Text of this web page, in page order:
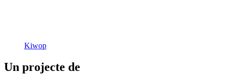
Kiwop
Un projecte de